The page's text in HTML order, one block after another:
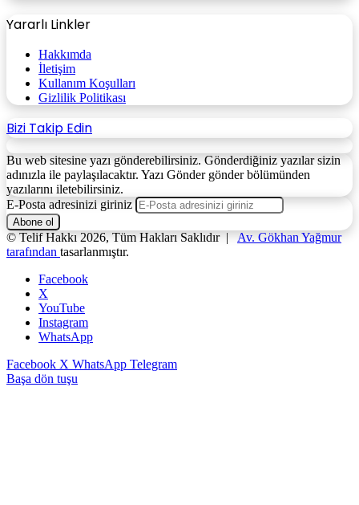
Yararlı Linkler
Hakkımda
İletişim
Kullanım Koşulları
Gizlilik Politikası
Bizi Takip Edin
Bu web sitesine yazı gönderebilirsiniz. Gönderdiğiniz yazılar sizin
adınızla ile paylaşılacaktır. Yazı Gönder gönder bölümünden
yazılarını iletebilirsiniz.
E-Posta adresinizi giriniz
© Telif Hakkı 2026, Tüm Hakları Saklıdır |Av. Gökhan Yağmur
tarafından tasarlanmıştır.
Facebook
X
YouTube
Instagram
WhatsApp
Facebook X WhatsApp Telegram
Başa dön tuşu